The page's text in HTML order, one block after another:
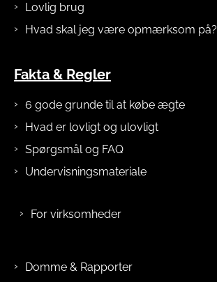
Lovlig brug
Hvad skal jeg være opmærksom på?
Fakta & Regler
6 gode grunde til at købe ægte
Hvad er lovligt og ulovligt
Spørgsmål og FAQ
Undervisningsmateriale
For virksomheder
Domme & Rapporter